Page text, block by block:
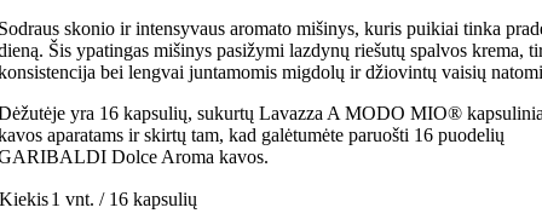
skonio ir intensyvaus aromato mišinys, kuris puikiai tinka
Šis ypatingas mišinys pasižymi lazdynų riešutų spalvos krema,
bei lengvai juntamomis migdolų ir džiovintų vaisių
yra 16 kapsulių, sukurtų Lavazza A MODO MIO®
aparatams ir skirtų tam, kad galėtumėte paruošti 16 puodelių
Dolce Aroma kavos.
Kiekis1 vnt. / 16 kapsulių